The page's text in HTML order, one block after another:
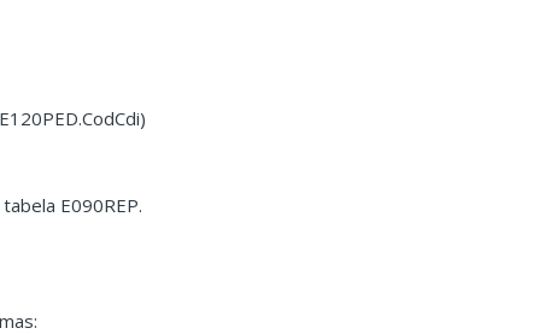
E090REP.